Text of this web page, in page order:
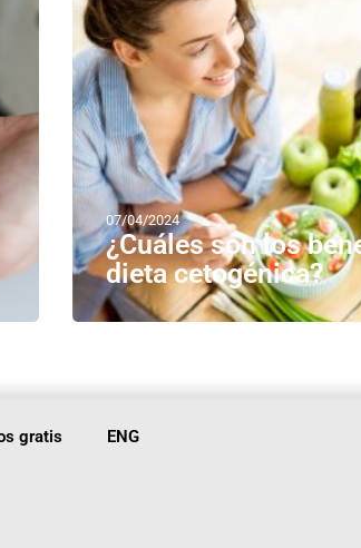
07/04/2024
¿Cuáles son los
dieta cetogénica?
gratis ENG